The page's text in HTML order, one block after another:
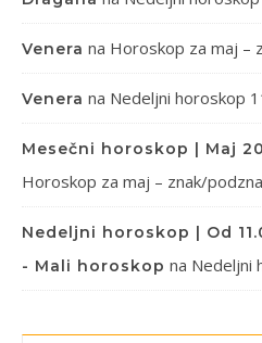
Venera na Horoskop za maj –
Venera na Nedeljni horoskop
Mesečni horoskop | Maj
Horoskop za maj – znak/
Nedeljni horoskop | Od
- Mali horoskop na Nedeljni